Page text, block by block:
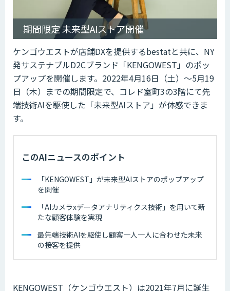
期間限定 未来型AIストア開催
ケンゴウエストが店舗DXを提供するbestatと共に、NY
発サステナブルD2Cブランド「KENGOWEST」のポッ
プアップを開催します。2022年4月16日（土）～5月19
日（木）までの期間限定で、コレド室町3の3階にて先
端技術AIを駆使した「未来型AIストア」が体感できま
す。
このAIニュースのポイント
「KENGOWEST」が未来型AIストアのポップアップ
を開催
「AIカメラxデータアナリティクス技術」を用いて新
たな顧客体験を実現
最先端技術AIを駆使し顧客一人一人に合わせた未来
の接客を提供
KENGOWEST（ケンゴウエスト）は2021年7月に誕生